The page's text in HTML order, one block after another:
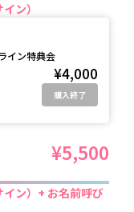
ン）
イン特典会
¥4,000
購入終了
¥5,500
ン）+ お名前呼び